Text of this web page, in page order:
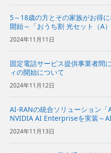
5～18歳の方とその家族がお得
開始～「おうち割 光セット（A
用すれば、毎月20GBが月額980
用可能～
2024年11月11日
固定電話サービス提供事業者間
ィの開始について
2024年11月12日
AI-RANの統合ソリューション
NVIDIA AI Enterpriseを実装～
リティーなAIアプリケーション
2024年11月13日